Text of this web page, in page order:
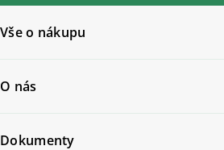
Vše o nákupu
O nás
Dokumenty